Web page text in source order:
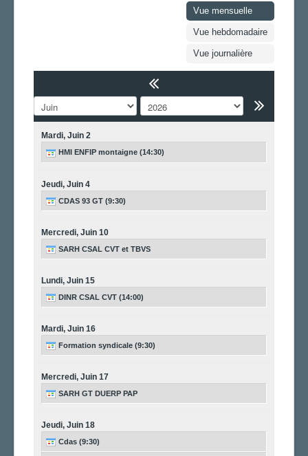
LA SARHDINRE
LA SECTION
AGENDA
Vue mensuelle
Vue hebdomadaire
Vue journalière
Mardi, Juin 2
HMI ENFIP montaigne (14:30)
Jeudi, Juin 4
CDAS 93 GT (9:30)
Mercredi, Juin 10
SARH CSAL CVT et TBVS
Lundi, Juin 15
DINR CSAL CVT (14:00)
Mardi, Juin 16
Formation syndicale (9:30)
Mercredi, Juin 17
SARH GT DUERP PAP
Jeudi, Juin 18
Cdas (9:30)